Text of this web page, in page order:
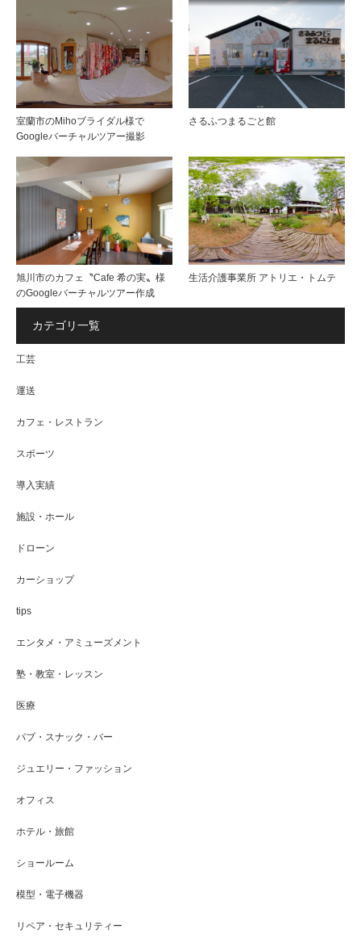
室蘭市のMihoブライダル様で
Googleバーチャルツアー撮影
さるふつまるごと館
旭川市のカフェ〝Cafe 希の実〟様
のGoogleバーチャルツアー作成
生活介護事業所 アトリエ・トムテ
カテゴリ一覧
工芸
運送
カフェ・レストラン
スポーツ
導入実績
施設・ホール
ドローン
カーショップ
tips
エンタメ・アミューズメント
塾・教室・レッスン
医療
パブ・スナック・バー
ジュエリー・ファッション
オフィス
ホテル・旅館
ショールーム
模型・電子機器
リペア・セキュリティー